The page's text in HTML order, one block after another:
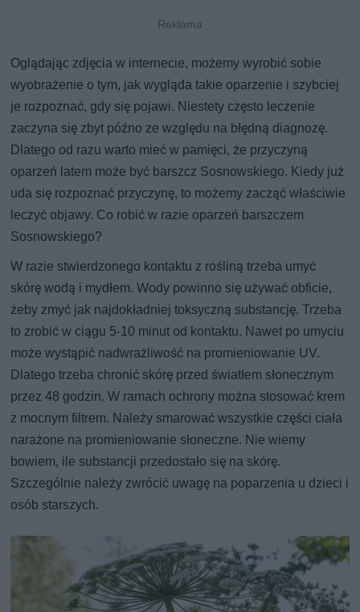
Oglądając zdjęcia w internecie, możemy wyrobić sobie
wyobrażenie o tym, jak wygląda takie oparzenie i szybciej
je rozpoznać, gdy się pojawi. Niestety często leczenie
zaczyna się zbyt późno ze względu na błędną diagnozę.
Dlatego od razu warto mieć w pamięci, że przyczyną
oparzeń latem może być barszcz Sosnowskiego. Kiedy już
uda się rozpoznać przyczynę, to możemy zacząć właściwie
leczyć objawy. Co robić w razie oparzeń barszczem
Sosnowskiego?
W razie stwierdzonego kontaktu z rośliną trzeba umyć
skórę wodą i mydłem. Wody powinno się używać obficie,
żeby zmyć jak najdokładniej toksyczną substancję. Trzeba
to zrobić w ciągu 5-10 minut od kontaktu. Nawet po umyciu
może wystąpić nadwrażliwość na promieniowanie UV.
Dlatego trzeba chronić skórę przed światłem słonecznym
przez 48 godzin. W ramach ochrony można stosować krem
z mocnym filtrem. Należy smarować wszystkie części ciała
narażone na promieniowanie słoneczne. Nie wiemy
bowiem, ile substancji przedostało się na skórę.
Szczególnie należy zwrócić uwagę na poparzenia u dzieci i
osób starszych.